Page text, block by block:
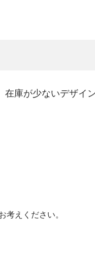
在庫が少ないデザイ
えください。